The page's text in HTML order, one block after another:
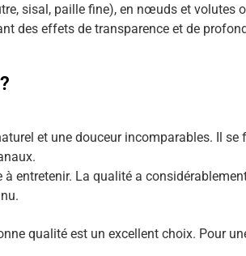
sisal, paille fine), en nœuds et volutes
des effets de transparence et de
et une douceur incomparables. Il
entretenir. La qualité a
qualité est un excellent choix. Pour